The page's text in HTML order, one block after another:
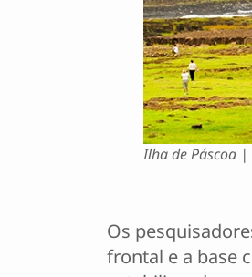
Ilha de Páscoa |
Os
frontal e a base